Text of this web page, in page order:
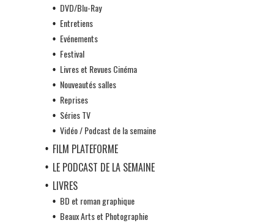
DVD/Blu-Ray
Entretiens
Evénements
Festival
Livres et Revues Cinéma
Nouveautés salles
Reprises
Séries TV
Vidéo / Podcast de la semaine
FILM PLATEFORME
LE PODCAST DE LA SEMAINE
LIVRES
BD et roman graphique
Beaux Arts et Photographie